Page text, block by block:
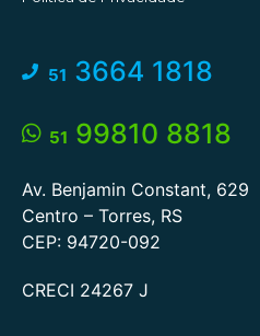
51 3664 1818
51 99810 8818
Av. Benjamin Constant, 629
Centro – Torres, RS
CEP: 94720-092
CRECI 24267 J